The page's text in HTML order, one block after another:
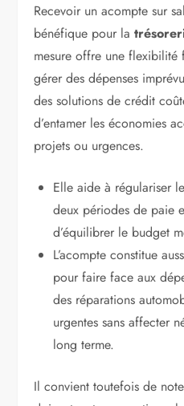
Recevoir un acompte sur
bénéfique pour la
mesure offre une flexibilité
gérer des dépenses
des solutions de crédit
d’entamer les économies
projets ou urgences.
Elle aide à régulariser
deux périodes de paie
d’équilibrer le budget
L’acompte constitue
pour faire face aux
des réparations
urgentes sans affecter
long terme.
Il convient toutefois de